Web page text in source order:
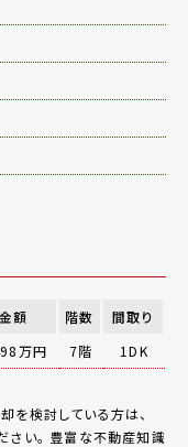
金額 階数
間取り
万円 7階 1DK
を検討している方は、
さい。 豊富な不動産知識